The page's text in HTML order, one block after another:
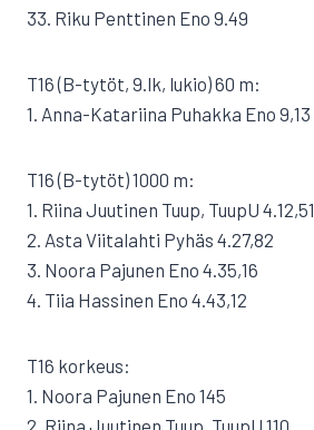
33. Riku Penttinen Eno 9.49
T16 (B-tytöt, 9.lk, lukio) 60 m:
1. Anna-Katariina Puhakka Eno 9,13
T16 (B-tytöt) 1000 m:
1. Riina Juutinen Tuup, TuupU 4.12,51
2. Asta Viitalahti Pyhäs 4.27,82
3. Noora Pajunen Eno 4.35,16
4. Tiia Hassinen Eno 4.43,12
T16 korkeus:
1. Noora Pajunen Eno 145
2. Riina Juutinen Tuup, TuupU 110